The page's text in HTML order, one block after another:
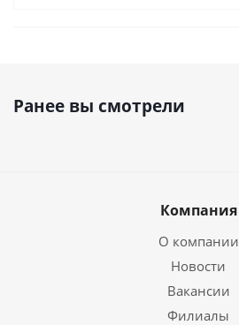
Ранее вы смотрели
Компания
О компании
Новости
Вакансии
Филиалы